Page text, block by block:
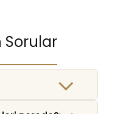
Sorular